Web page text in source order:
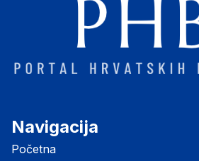
Navigacija
Početna